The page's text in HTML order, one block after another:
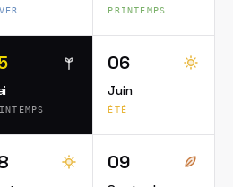
PRINTEMPS
06
Juin
ÉTÉ
09